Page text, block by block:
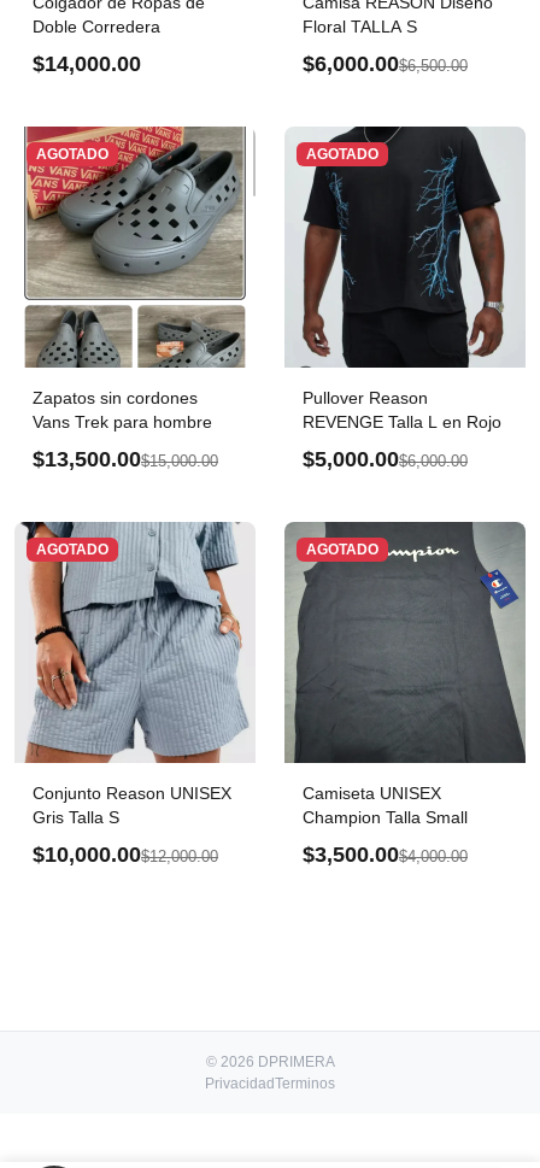
Doble Corredera
$14,000.00
Floral TALLA S
$6,000.00$6,500.00
AGOTADO
Zapatos sin cordones
Vans Trek para hombre
$13,500.00$15,000.00
AGOTADO
Pullover Reason
REVENGE Talla L en Rojo
$5,000.00$6,000.00
AGOTADO
Conjunto Reason UNISEX
Gris Talla S
$10,000.00$12,000.00
AGOTADO
Camiseta UNISEX
Champion Talla Small
$3,500.00$4,000.00
© 2026 DPRIMERA
PrivacidadTerminos